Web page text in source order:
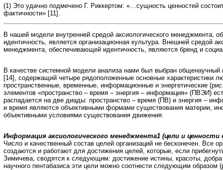
(1) Это удачно подмечено Г. Риккертом: «…сущность ценностей
фактичности» [11].
В нашей модели внутренней средой аксиологического менеджмента,
идентичность, является организационная культура. Внешней средой
менеджмента, обеспечивающей идентичность, являются бренд и
В качестве системной модели анализа нами был выбран общенаучный
[14], содержащий четыре рядоположенные основные характеристики
пространственные, временные, информационные и энергетические
элементов «пространство – время – энергия – информация» (ПВЭИ)
распадается на две диады: пространство – время (ПВ) и энергия –
и время являются объективными формами существования материи,
объективными условиями существования движения.
Информация аксиологического менеджмента1 (цели и ценности
Число и качественный состав целей организаций не бесконечен. Все
создаются и работают для достижения целей, которые, если
Зимичева, сводятся к следующим: достижение истины, красоты,
научного пентабазиса эти цели можно соотнести следующим образом